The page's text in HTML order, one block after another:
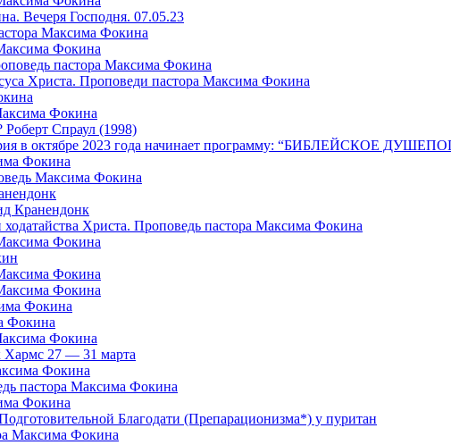
Вечеря Господня. 07.05.23
Максима Фокина
Фокина
пастора Максима Фокина
Христа. Проповеди пастора Максима Фокина
Фокина
Спраул (1998)
в октябре 2023 года начинает программу: “БИБЛЕЙСКОЕ
Фокина
Максима Фокина
Христа. Проповедь пастора Максима Фокина
Фокина
Фокина
Фокина
Фокина
Фокина
Фокина
Хармс 27 — 31 марта
Фокина
пастора Максима Фокина
Фокина
Благодати (Препарационизма*) у пуритан
Максима Фокина